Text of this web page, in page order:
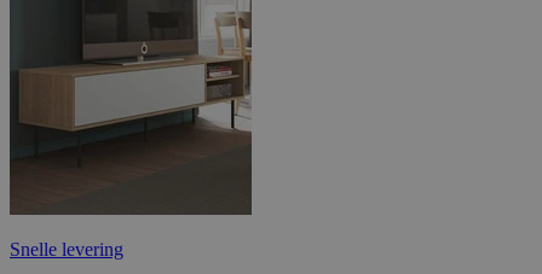
Snelle levering